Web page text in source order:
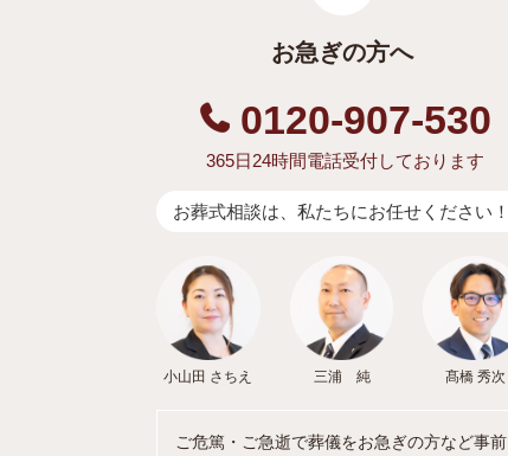
お急ぎの方へ
0120-907-530
365日24時間電話受付しております
お葬式相談は、私たちにお任せください！
小山田 さちえ 三浦 純 髙橋 秀次
ご危篤・ご急逝で葬儀をお急ぎの方など事前